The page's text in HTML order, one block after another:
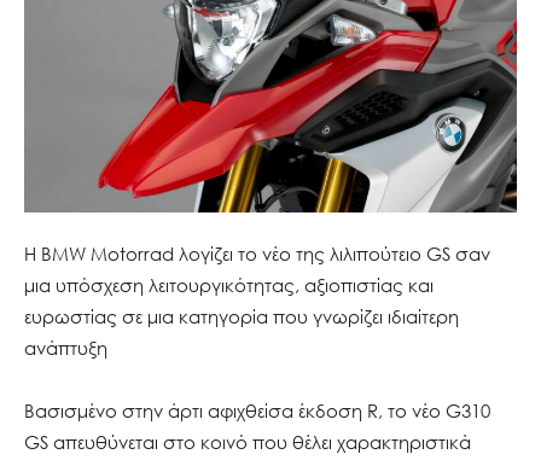
Η BMW Motorrad λογίζει το νέο της λιλιπούτειο GS σαν
μια υπόσχεση λειτουργικότητας, αξιοπιστίας και
ευρωστίας σε μια κατηγορία που γνωρίζει ιδιαίτερη
ανάπτυξη
Βασισμένο στην άρτι αφιχθείσα έκδοση R, το νέο G310
GS απευθύνεται στο κοινό που θέλει χαρακτηριστικά